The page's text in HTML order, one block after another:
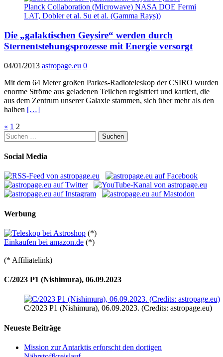
Die „galaktischen Geysire“ werden durch
Sternentstehungsprozesse mit Energie versorgt
04/01/2013 astropage.eu 0
Mit dem 64 Meter großen Parkes-Radioteleskop der CSIRO wurden
enorme Ströme aus geladenen Teilchen registriert und kartiert, die
aus dem Zentrum unserer Galaxie stammen, sich über mehr als den
halben […]
Seitennummerierung
der
Beiträge
« 1 2
Suchen
nach:
Social Media
Werbung
(*)
Einkaufen bei amazon.de (*)
(* Affiliatelink)
C/2023 P1 (Nishimura), 06.09.2023
C/2023 P1 (Nishimura), 06.09.2023. (Credits: astropage.eu)
Neueste Beiträge
Mission zur Antarktis erforscht den dortigen